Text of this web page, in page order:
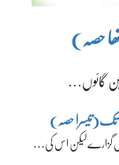
حصہ)
گائوں…
حصہ)
گزارے لیکن اس کی…